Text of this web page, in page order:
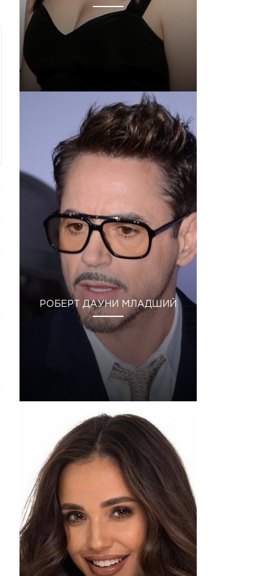
РОБЕРТ ДАУНИ МЛАДШИЙ